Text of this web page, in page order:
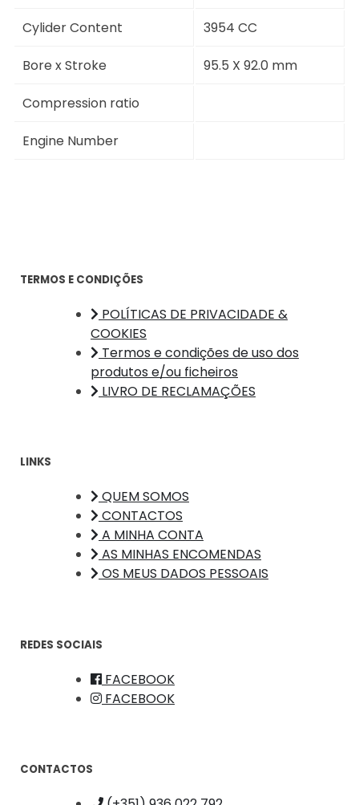
Cylider Content 3954 CC
Bore x Stroke 95.5 X 92.0 mm
Compression ratio
Engine Number
TERMOS E CONDIÇÕES
POLÍTICAS DE PRIVACIDADE &
COOKIES
Termos e condições de uso dos
produtos e/ou ficheiros
LIVRO DE RECLAMAÇÕES
LINKS
QUEM SOMOS
CONTACTOS
A MINHA CONTA
AS MINHAS ENCOMENDAS
OS MEUS DADOS PESSOAIS
REDES SOCIAIS
FACEBOOK
FACEBOOK
CONTACTOS